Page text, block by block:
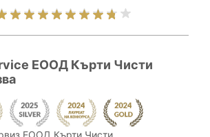
ЕООД Кърти Чисти
ЕООД Кърти Чисти